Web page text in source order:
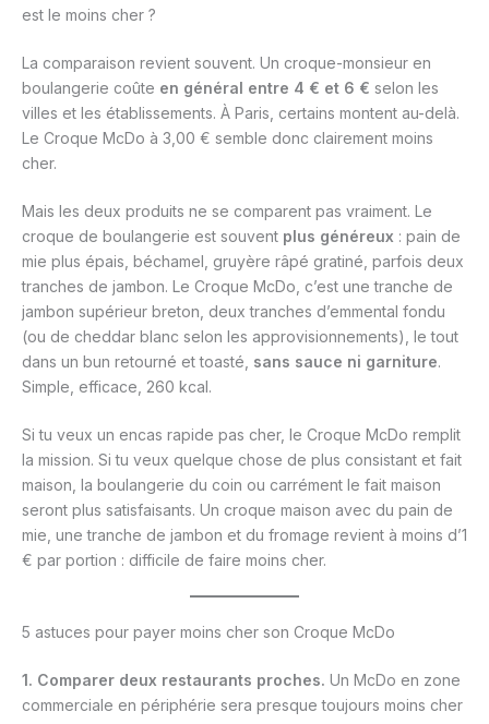
est le moins cher ?
La comparaison revient souvent. Un croque-monsieur en
boulangerie coûte en général entre 4 € et 6 € selon les
villes et les établissements. À Paris, certains montent au-delà.
Le Croque McDo à 3,00 € semble donc clairement moins
cher.
Mais les deux produits ne se comparent pas vraiment. Le
croque de boulangerie est souvent plus généreux : pain de
mie plus épais, béchamel, gruyère râpé gratiné, parfois deux
tranches de jambon. Le Croque McDo, c’est une tranche de
jambon supérieur breton, deux tranches d’emmental fondu
(ou de cheddar blanc selon les approvisionnements), le tout
dans un bun retourné et toasté, sans sauce ni garniture.
Simple, efficace, 260 kcal.
Si tu veux un encas rapide pas cher, le Croque McDo remplit
la mission. Si tu veux quelque chose de plus consistant et fait
maison, la boulangerie du coin ou carrément le fait maison
seront plus satisfaisants. Un croque maison avec du pain de
mie, une tranche de jambon et du fromage revient à moins d’1
€ par portion : difficile de faire moins cher.
5 astuces pour payer moins cher son Croque McDo
1. Comparer deux restaurants proches. Un McDo en zone
commerciale en périphérie sera presque toujours moins cher